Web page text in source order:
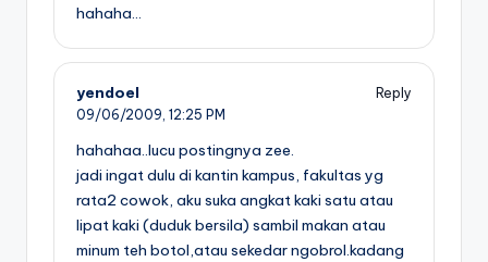
hahaha…
yendoel
Reply
09/06/2009, 12:25 PM
hahahaa..lucu postingnya zee.
jadi ingat dulu di kantin kampus, fakultas yg
rata2 cowok, aku suka angkat kaki satu atau
lipat kaki (duduk bersila) sambil makan atau
minum teh botol,atau sekedar ngobrol.kadang